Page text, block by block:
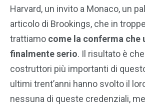
Harvard, un invito a Monaco, un
articolo di Brookings, che in
trattiamo come la conferma che
finalmente serio. Il risultato è
costruttori più importanti di
ultimi trent’anni hanno svolto il
nessuna di queste credenziali,